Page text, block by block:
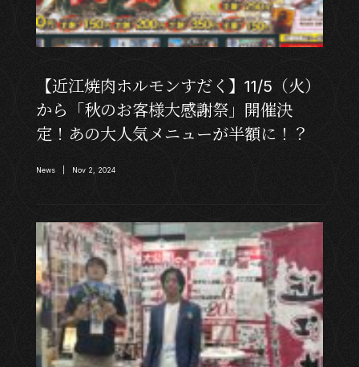
【近江焼肉ホルモンすだく】11/5（火）
から「秋のお客様大感謝祭」開催決
定！あの大人気メニューが半額に！？
News | Nov 2, 2024